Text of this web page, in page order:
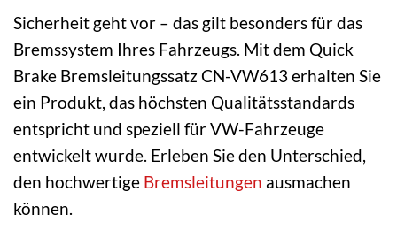
Sicherheit geht vor – das gilt besonders für das
Bremssystem Ihres Fahrzeugs. Mit dem Quick
Brake Bremsleitungssatz CN-VW613 erhalten Sie
ein Produkt, das höchsten Qualitätsstandards
entspricht und speziell für VW-Fahrzeuge
entwickelt wurde. Erleben Sie den Unterschied,
den hochwertige Bremsleitungen ausmachen
können.